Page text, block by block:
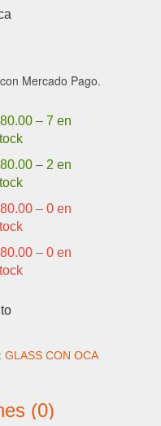
con Mercado Pago.
80.00 –7 en
80.00 – 2 en
80.00 –0 en
80.00 –0 en
GLASS CON OCA
(0)